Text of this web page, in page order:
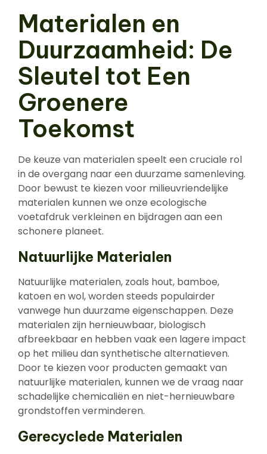
Materialen en
Duurzaamheid: De
Sleutel tot Een
Groenere
Toekomst
De keuze van materialen speelt een cruciale rol
in de overgang naar een duurzame samenleving.
Door bewust te kiezen voor milieuvriendelijke
materialen kunnen we onze ecologische
voetafdruk verkleinen en bijdragen aan een
schonere planeet.
Natuurlijke Materialen
Natuurlijke materialen, zoals hout, bamboe,
katoen en wol, worden steeds populairder
vanwege hun duurzame eigenschappen. Deze
materialen zijn hernieuwbaar, biologisch
afbreekbaar en hebben vaak een lagere impact
op het milieu dan synthetische alternatieven.
Door te kiezen voor producten gemaakt van
natuurlijke materialen, kunnen we de vraag naar
schadelijke chemicaliën en niet-hernieuwbare
grondstoffen verminderen.
Gerecyclede Materialen